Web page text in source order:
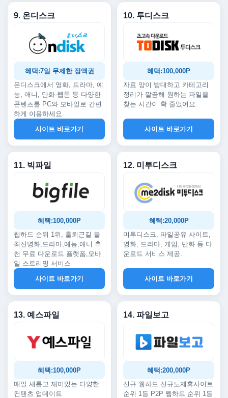
9. 온디스크
혜택:7일 무제한 정액권
온디스크에서 영화, 드라마, 예
능, 애니, 만화·웹툰 등 다양한
콘텐츠를 PC와 모바일로 간편
하게 이용하세요.
사이트 바로가기
10. 투디스크
혜택:100,000P
자료 양이 방대하고 카테고리
정리가 깔끔해 원하는 파일을
찾는 시간이 확 줄었어요.
사이트 바로가기
11. 빅파일
혜택:100,000P
웹하드 순위 1위, 출퇴근길 볼
최신영화,드라마,예능,애니 추
천 무료 다운로드 플랫폼,모바
일 스트리밍 서비스
사이트 바로가기
12. 미투디스크
혜택:20,000P
미투디스크, 파일공유 사이트,
영화, 드라마, 게임, 만화 등 다
운로드 서비스 제공.
사이트 바로가기
13. 예스파일
혜택:100,000P
매일 새롭고 재미있는 다양한
컨텐츠 업데이트
14. 파일보고
혜택:200,000P
신규 웹하드 신규노제휴사이트
순위 1등 P2P 웹하드 순위 1등